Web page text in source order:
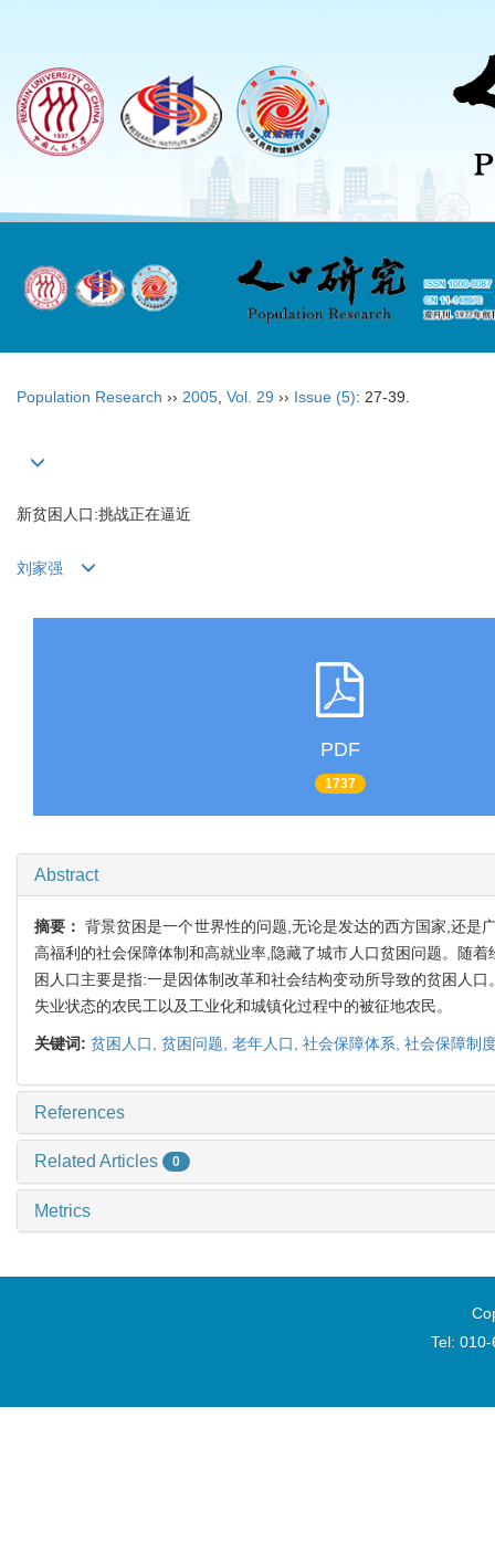
Population Research ›› 2005 Vol. 29 ›› Issue (5): 27-39.
新贫困人口:挑战正在逼近
刘家强
PDF
1737
Abstract
摘要：背景贫困是一个世界性的问题,无论是发达的西方国家,还是
高福利的社会保障体制和高就业率,隐藏了城市人口贫困问题。随
困人口主要是指:一是因体制改革和社会结构变动所导致的贫困人
失业状态的农民工以及工业化和城镇化过程中的被征地农民。
关键词: 贫困人口, 贫困问题, 老年人口, 社会保障体系, 社会保障制
References
Related Articles 0
Metrics
Tel: